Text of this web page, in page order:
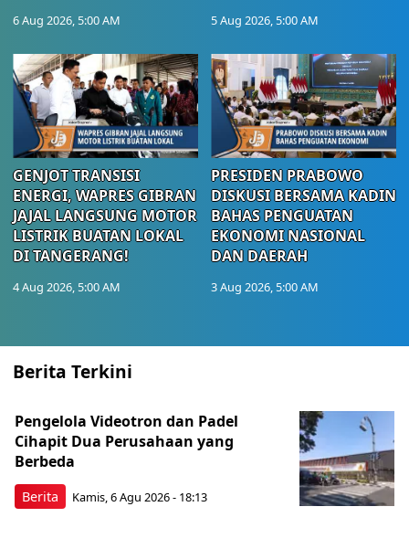
6 Aug 2026, 5:00 AM 5 Aug 2026, 5:00 AM
GENJOT TRANSISI
ENERGI, WAPRES GIBRAN
JAJAL LANGSUNG MOTOR
LISTRIK BUATAN LOKAL
DI TANGERANG!
4 Aug 2026, 5:00 AM
PRESIDEN PRABOWO
DISKUSI BERSAMA KADIN
BAHAS PENGUATAN
EKONOMI NASIONAL
DAN DAERAH
3 Aug 2026, 5:00 AM
Berita Terkini
Berita
Pengelola Videotron dan Padel
Cihapit Dua Perusahaan yang
Berbeda
Kamis, 6 Agu 2026 - 18:13